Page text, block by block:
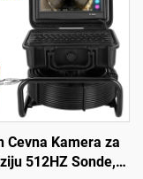
Cevna Kamera za
512HZ Sonde,